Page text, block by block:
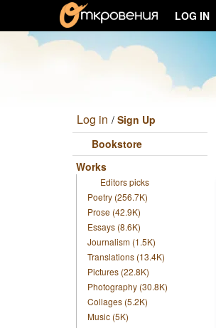
LOG IN
Log in / Sign Up
Bookstore
Works
Editors picks
Poetry (256.7K)
Prose (42.9K)
Essays (8.6K)
Journalism (1.5K)
Translations (13.4K)
Pictures (22.8K)
Photography (30.8K)
Collages (5.2K)
Music (5K)